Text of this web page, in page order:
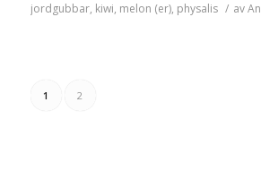
jordgubbar, kiwi, melon (er), physalis / av
1 2